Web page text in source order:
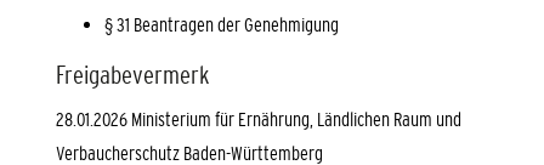
§ 31 Beantragen der Genehmigung
Freigabevermerk
28.01.2026 Ministerium für Ernährung, Ländlichen Raum und
Verbaucherschutz Baden-Württemberg